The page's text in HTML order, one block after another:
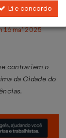
2025
16 mai 2025
contrariem o
da Cidade do
Li e concordo